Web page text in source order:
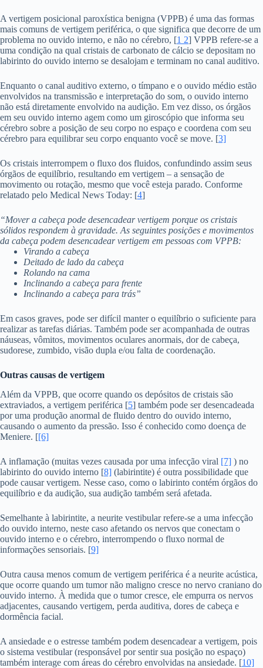
A vertigem posicional paroxística benigna (VPPB) é uma das formas
mais comuns de vertigem periférica, o que significa que decorre de um
problema no ouvido interno, e não no cérebro, [1 2] VPPB refere-se a
uma condição na qual cristais de carbonato de cálcio se depositam no
labirinto do ouvido interno se desalojam e terminam no canal auditivo.
Enquanto o canal auditivo externo, o tímpano e o ouvido médio estão
envolvidos na transmissão e interpretação do som, o ouvido interno
não está diretamente envolvido na audição. Em vez disso, os órgãos
em seu ouvido interno agem como um giroscópio que informa seu
cérebro sobre a posição de seu corpo no espaço e coordena com seu
cérebro para equilibrar seu corpo enquanto você se move. [3]
Os cristais interrompem o fluxo dos fluidos, confundindo assim seus
órgãos de equilíbrio, resultando em vertigem – a sensação de
movimento ou rotação, mesmo que você esteja parado. Conforme
relatado pelo Medical News Today: [4]
“Mover a cabeça pode desencadear vertigem porque os cristais
sólidos respondem à gravidade. As seguintes posições e movimentos
da cabeça podem desencadear vertigem em pessoas com VPPB:
Virando a cabeça
Deitado de lado da cabeça
Rolando na cama
Inclinando a cabeça para frente
Inclinando a cabeça para trás”
Em casos graves, pode ser difícil manter o equilíbrio o suficiente para
realizar as tarefas diárias. Também pode ser acompanhada de outras
náuseas, vômitos, movimentos oculares anormais, dor de cabeça,
sudorese, zumbido, visão dupla e/ou falta de coordenação.
Outras causas de vertigem
Além da VPPB, que ocorre quando os depósitos de cristais são
extraviados, a vertigem periférica [5] também pode ser desencadeada
por uma produção anormal de fluido dentro do ouvido interno,
causando o aumento da pressão. Isso é conhecido como doença de
Meniere. [[6]
A inflamação (muitas vezes causada por uma infecção viral [7] ) no
labirinto do ouvido interno [8] (labirintite) é outra possibilidade que
pode causar vertigem. Nesse caso, como o labirinto contém órgãos do
equilíbrio e da audição, sua audição também será afetada.
Semelhante à labirintite, a neurite vestibular refere-se a uma infecção
do ouvido interno, neste caso afetando os nervos que conectam o
ouvido interno e o cérebro, interrompendo o fluxo normal de
informações sensoriais. [9]
Outra causa menos comum de vertigem periférica é a neurite acústica,
que ocorre quando um tumor não maligno cresce no nervo craniano do
ouvido interno. À medida que o tumor cresce, ele empurra os nervos
adjacentes, causando vertigem, perda auditiva, dores de cabeça e
dormência facial.
A ansiedade e o estresse também podem desencadear a vertigem, pois
o sistema vestibular (responsável por sentir sua posição no espaço)
também interage com áreas do cérebro envolvidas na ansiedade. [10]